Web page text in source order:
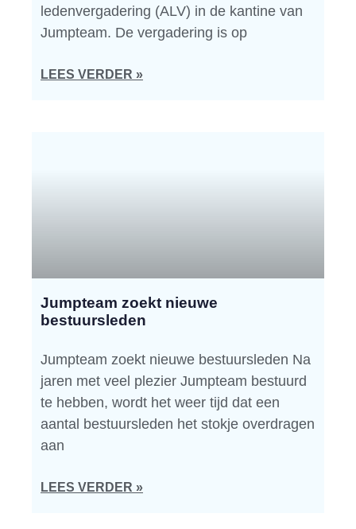
ledenvergadering (ALV) in de kantine van
Jumpteam. De vergadering is op
LEES VERDER »
Jumpteam zoekt nieuwe
bestuursleden
Jumpteam zoekt nieuwe bestuursleden Na
jaren met veel plezier Jumpteam bestuurd
te hebben, wordt het weer tijd dat een
aantal bestuursleden het stokje overdragen
aan
LEES VERDER »